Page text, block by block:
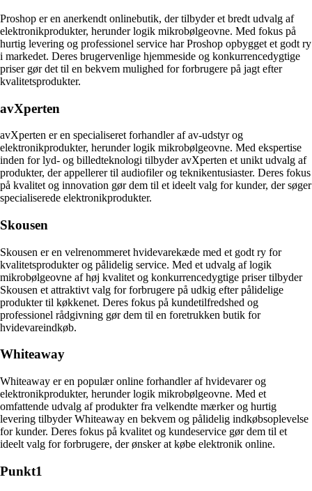
Proshop er en anerkendt onlinebutik, der tilbyder et bredt udvalg af
elektronikprodukter, herunder logik mikrobølgeovne. Med fokus på
hurtig levering og professionel service har Proshop opbygget et godt ry
i markedet. Deres brugervenlige hjemmeside og konkurrencedygtige
priser gør det til en bekvem mulighed for forbrugere på jagt efter
kvalitetsprodukter.
avXperten
avXperten er en specialiseret forhandler af av-udstyr og
elektronikprodukter, herunder logik mikrobølgeovne. Med ekspertise
inden for lyd- og billedteknologi tilbyder avXperten et unikt udvalg af
produkter, der appellerer til audiofiler og teknikentusiaster. Deres fokus
på kvalitet og innovation gør dem til et ideelt valg for kunder, der søger
specialiserede elektronikprodukter.
Skousen
Skousen er en velrenommeret hvidevarekæde med et godt ry for
kvalitetsprodukter og pålidelig service. Med et udvalg af logik
mikrobølgeovne af høj kvalitet og konkurrencedygtige priser tilbyder
Skousen et attraktivt valg for forbrugere på udkig efter pålidelige
produkter til køkkenet. Deres fokus på kundetilfredshed og
professionel rådgivning gør dem til en foretrukken butik for
hvidevareindkøb.
Whiteaway
Whiteaway er en populær online forhandler af hvidevarer og
elektronikprodukter, herunder logik mikrobølgeovne. Med et
omfattende udvalg af produkter fra velkendte mærker og hurtig
levering tilbyder Whiteaway en bekvem og pålidelig indkøbsoplevelse
for kunder. Deres fokus på kvalitet og kundeservice gør dem til et
ideelt valg for forbrugere, der ønsker at købe elektronik online.
Punkt1